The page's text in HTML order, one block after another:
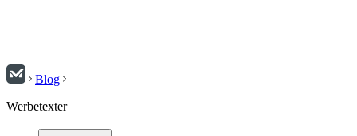
Blog
Werbetexter